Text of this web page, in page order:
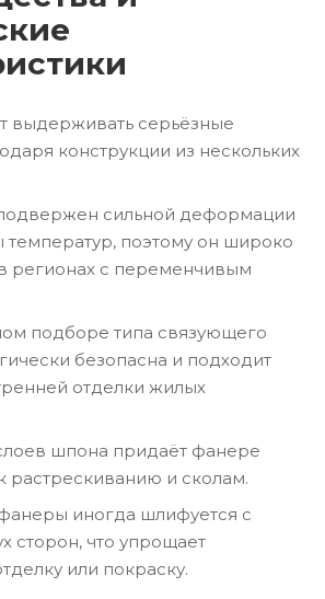
выдерживать серьёзные
конструкции из нескольких
сильной деформации
поэтому он широко
регионах с переменчивым
подборе типа связующего
безопасна и подходит
отделки жилых
шпона придаёт фанере
растрескиванию и сколам.
иногда шлифуется с
сторон, что упрощает
или покраску.